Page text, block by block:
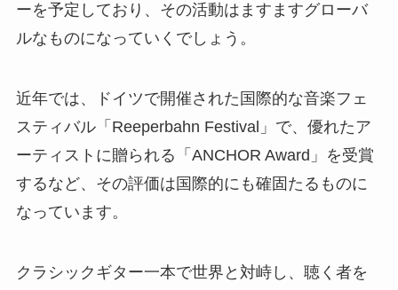
ーを予定しており、その活動はますますグローバ
ルなものになっていくでしょう。
近年では、ドイツで開催された国際的な音楽フェ
スティバル「Reeperbahn Festival」で、優れたア
ーティストに贈られる「ANCHOR Award」を受賞
するなど、その評価は国際的にも確固たるものに
なっています。
クラシックギター一本で世界と対峙し、聴く者を